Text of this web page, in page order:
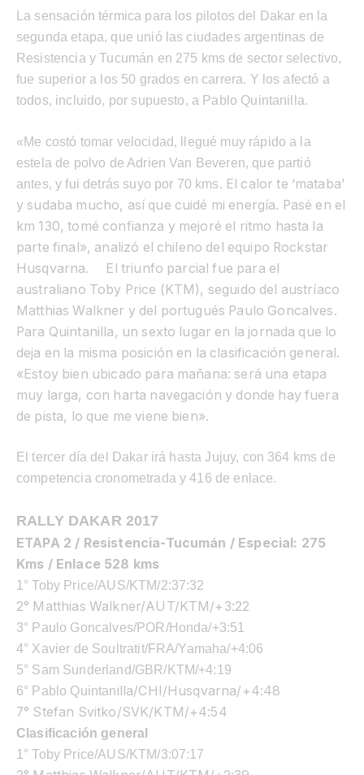
La sensación térmica para los pilotos del Dakar en la
segunda etapa, que unió las ciudades argentinas de
Resistencia y Tucumán en 275 kms de sector selectivo,
fue superior a los 50 grados en carrera. Y los afectó a
todos, incluido, por supuesto, a Pablo Quintanilla.
«Me costó tomar velocidad, llegué muy rápido a la
estela de polvo de Adrien Van Beveren, que partió
antes, y fui detrás suyo por 70 kms. El calor te ‘mataba’
y sudaba mucho, así que cuidé mi energía. Pasé en el
km 130, tomé confianza y mejoré el ritmo hasta la
parte final», analizó el chileno del equipo Rockstar
Husqvarna. El triunfo parcial fue para el
australiano Toby Price (KTM), seguido del austríaco
Matthias Walkner y del portugués Paulo Goncalves.
Para Quintanilla, un sexto lugar en la jornada que lo
deja en la misma posición en la clasificación general.
«Estoy bien ubicado para mañana: será una etapa
muy larga, con harta navegación y donde hay fuera
de pista, lo que me viene bien».
El tercer día del Dakar irá hasta Jujuy, con 364 kms de
competencia cronometrada y 416 de enlace.
RALLY DAKAR 2017
ETAPA 2 / Resistencia-Tucumán / Especial: 275
Kms / Enlace 528 kms
1° Toby Price/AUS/KTM/2:37:32
2° Matthias Walkner/AUT/KTM/+3:22
3° Paulo Goncalves/POR/Honda/+3:51
4° Xavier de Soultratit/FRA/Yamaha/+4:06
5° Sam Sunderland/GBR/KTM/+4:19
6° Pablo Quintanilla/CHI/Husqvarna/+4:48
7° Stefan Svitko/SVK/KTM/+4:54
Clasificación general
1° Toby Price/AUS/KTM/3:07:17